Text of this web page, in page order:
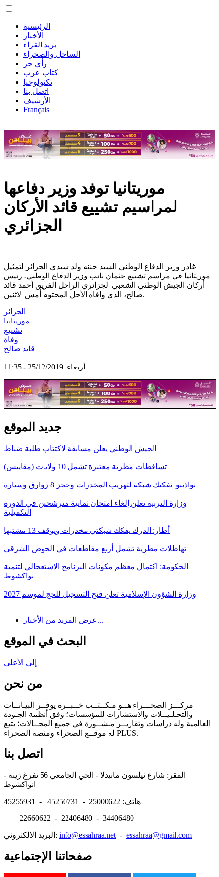
الرئيسية
الأخبار
بريد القراء
الساحل والصحراء
رأي حر
كتاب عرب
تكنولوجيا
اتصل بنا
الأرشيف
Français
موريتانيا توفد وزير دفاعها
لمراسيم تشييع قائد الأركان
الجزائري
غادر وزير الدفاع الوطني السيد حننه ولد سيدي الجزائر لتمثيل
موريتانيا في مراسم تشييع جثمان نائب وزير الدفاع الوطني، رئيس
أركان الجيش الوطني الشعبي الجزائري الراحل الفريق أحمد قائد
صالح، الذي وافاه الأجل المحتوم أمس الاثنين.
الجزائر
موريتانيا
تشييع
وفاة
قايد صالح
أربعاء, 25/12/2019 - 11:35
جديد الموقع
الجيش الوطني يعلن مسابقة لاكتتاب طلبة ضباط
تساقطات مطرية معتبرة تشمل 10 ولايات (مقاييس)
نواذيبو: تفكيك شبكة لتهريب المخدرات وحجز 8 زوارق وسيارة
وزارة التربية تعلن إلغاء امتحان ثمانية مترشحين في الدورة
التكميلية
أطار: الدرك يفكك شبكتي مخدرات ويوقف 13 مشتبها
تهاطلات مطرية تشمل أربع مقاطعات في الحوض الشرقي
الحكومة: اكتمال معظم مكونات البرنامج الاستعجالي لتنمية
نواكشوط
وزارة الشؤون الإسلامية تعلن فتح التسجيل للحج لموسم 2027
عرض المزيد من الأخبار...
البحث في الموقع
إلى الأعلى
من نحن
مركـــز الصحـــراء هــو مـكــتــب خــبــرة يوفــر البيـانــات
والتحـلـيــلات والاستشارات للمؤسسات؛ وفق أنظمة الجـودة
العالمية وله دراسات وتقاريــر منشــورة في جميع المجــالات؛ يتبع
له موقــع الصحراء ومنصة الصحراء PLUS.
اتصل بنا
المقر: شارع نيلسون مانيدلا - الحي الجامعي 56 تفرغ زينة -
هاتف: 25000622 - 45250731 - 45255931
22660622 - 22406480 - 34406480
البريد الالكتروني: info@essahraa.net - essahraa@gmail.com
صفحاتنا الإجتماعية